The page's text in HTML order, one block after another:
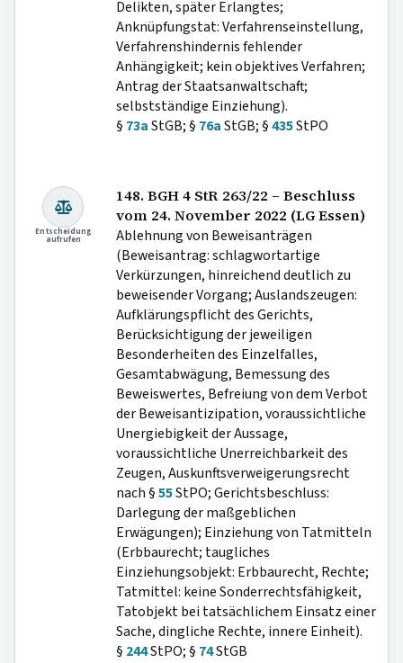
Delikten, später Erlangtes;
Anknüpfungstat: Verfahrenseinstellung,
Verfahrenshindernis fehlender
Anhängigkeit; kein objektives Verfahren;
Antrag der Staatsanwaltschaft;
selbstständige Einziehung).
§ 73aStGB; § 76aStGB; §435StPO
Entscheidung
aufrufen
148. BGH 4 StR 263/22 – Beschluss
vom 24. November 2022 (LG Essen)
Ablehnung von Beweisanträgen
(Beweisantrag: schlagwortartige
Verkürzungen, hinreichend deutlich zu
beweisender Vorgang; Auslandszeugen:
Aufklärungspflicht des Gerichts,
Berücksichtigung der jeweiligen
Besonderheiten des Einzelfalles,
Gesamtabwägung, Bemessung des
Beweiswertes, Befreiung von dem Verbot
der Beweisantizipation, voraussichtliche
Unergiebigkeit der Aussage,
voraussichtliche Unerreichbarkeit des
Zeugen, Auskunftsverweigerungsrecht
nach §55StPO; Gerichtsbeschluss:
Darlegung der maßgeblichen
Erwägungen); Einziehung von Tatmitteln
(Erbbaurecht; taugliches
Einziehungsobjekt: Erbbaurecht, Rechte;
Tatmittel: keine Sonderrechtsfähigkeit,
Tatobjekt bei tatsächlichem Einsatz einer
Sache, dingliche Rechte, innere Einheit).
§ 244StPO; § 74StGB